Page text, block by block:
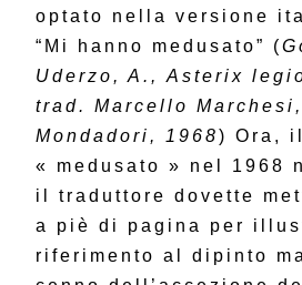
optato nella versione
“Mi hanno medusato” (
Uderzo, A., Asterix
trad. Marcello
Mondadori, 1968) Ora,
« medusato » nel 1968
il traduttore dovette
a piè di pagina per
riferimento al dipinto